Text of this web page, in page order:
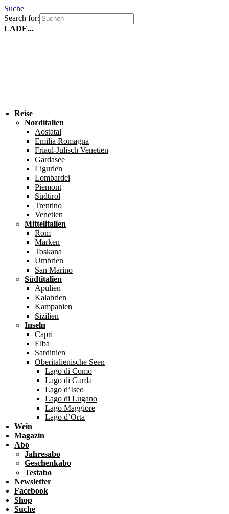
Suche
Search for:
LADE...
Reise
Norditalien
Aostatal
Emilia Romagna
Friaul-Julisch Venetien
Gardasee
Ligurien
Lombardei
Piemont
Südtirol
Trentino
Venetien
Mittelitalien
Rom
Marken
Toskana
Umbrien
San Marino
Südtitalien
Apulien
Kalabrien
Kampanien
Sizilien
Inseln
Capri
Elba
Sardinien
Oberitalienische Seen
Lago di Como
Lago di Garda
Lago d’Iseo
Lago di Lugano
Lago Maggiore
Lago d’Orta
Wein
Magazin
Abo
Jahresabo
Geschenkabo
Testabo
Newsletter
Facebook
Shop
Suche